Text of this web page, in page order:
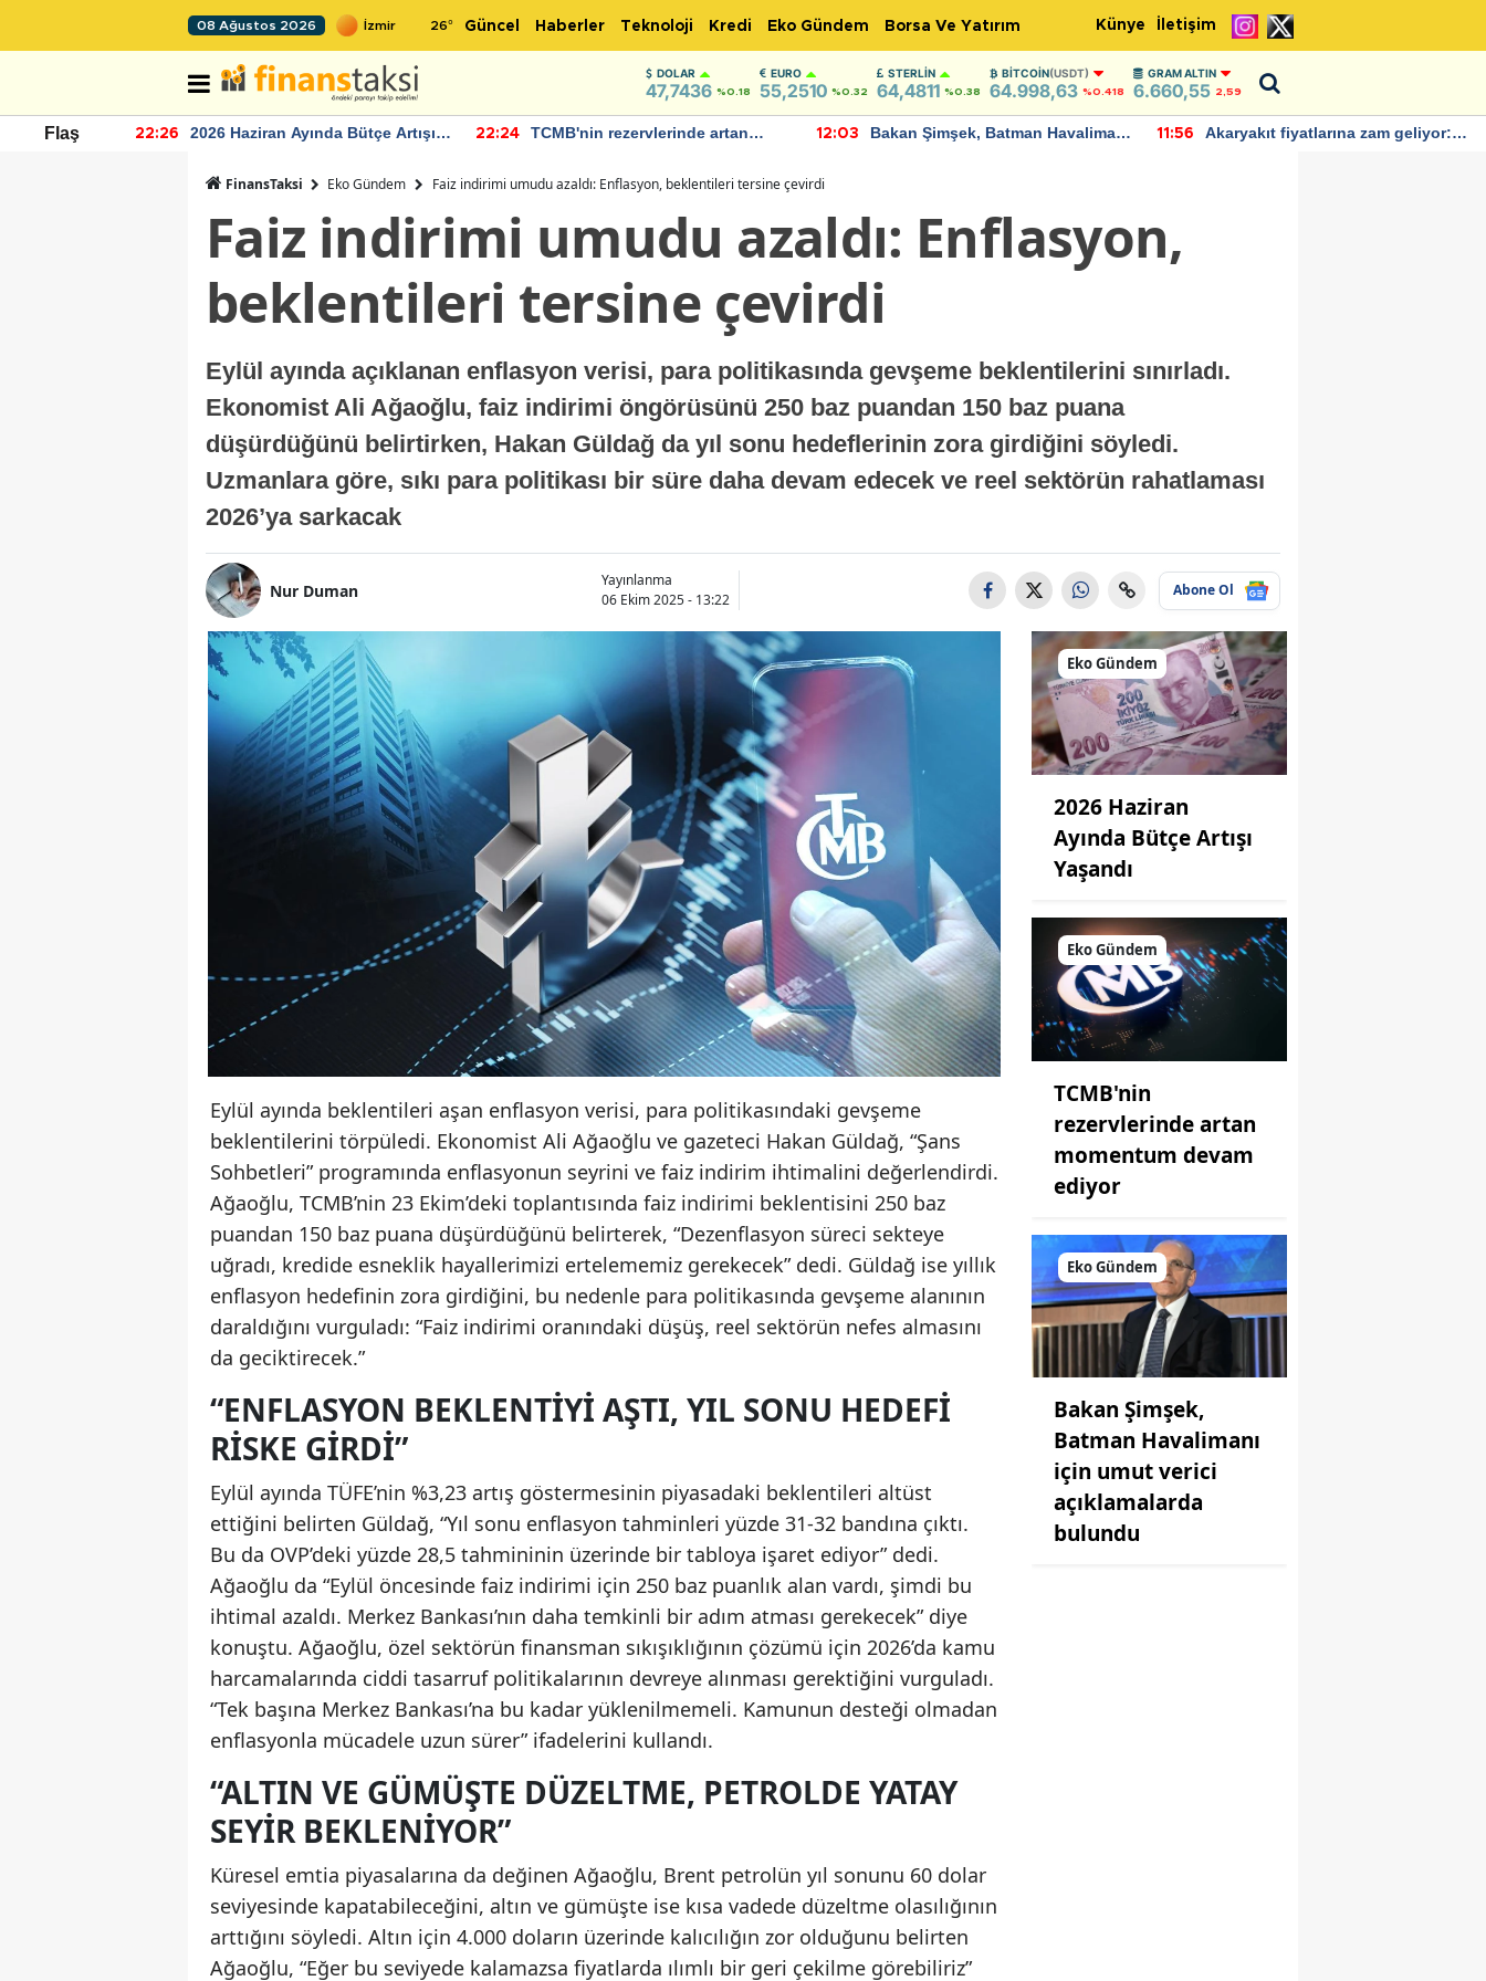
08 Ağustos 2026 26° Güncel Haberler Teknoloji Kredi Eko Gündem Borsa Ve Yatırım Künye İletişim
DOLAR
47,7436 %0.18
EURO
55,2510 %0.32
STERLIN
64,4811 %0.38
BITCOIN(USDT)
64.998,63 %0.418
GRAM ALTIN
6.660,55 2,59
Flaş 22:26
2026 Haziran Ayında Bütçe Artışı
22:24
TCMB'nin rezervlerinde artan
12:03
Bakan Şimşek, Batman Havalimanı
11:56
Akaryakıt fiyatlarına zam geliyor:
FinansTaksi Eko Gündem Faiz indirimi umudu azaldı: Enflasyon, beklentileri tersine çevirdi
Faiz indirimi umudu azaldı: Enflasyon,
beklentileri tersine çevirdi
Eylül ayında açıklanan enflasyon verisi, para politikasında gevşeme beklentilerini sınırladı.
Ekonomist Ali Ağaoğlu, faiz indirimi öngörüsünü 250 baz puandan 150 baz puana
düşürdüğünü belirtirken, Hakan Güldağ da yıl sonu hedeflerinin zora girdiğini söyledi.
Uzmanlara göre, sıkı para politikası bir süre daha devam edecek ve reel sektörün rahatlaması
2026’ya sarkacak
Nur Duman
Yayınlanma
06 Ekim 2025 - 13:22
Abone Ol
Eylül ayında beklentileri aşan enflasyon verisi, para politikasındaki gevşeme
beklentilerini törpüledi. Ekonomist Ali Ağaoğlu ve gazeteci Hakan Güldağ, “Şans
Sohbetleri” programında enflasyonun seyrini ve faiz indirim ihtimalini değerlendirdi.
Ağaoğlu, TCMB’nin 23 Ekim’deki toplantısında faiz indirimi beklentisini 250 baz
puandan 150 baz puana düşürdüğünü belirterek, “Dezenflasyon süreci sekteye
uğradı, kredide esneklik hayallerimizi ertelememiz gerekecek” dedi. Güldağ ise yıllık
enflasyon hedefinin zora girdiğini, bu nedenle para politikasında gevşeme alanının
daraldığını vurguladı: “Faiz indirimi oranındaki düşüş, reel sektörün nefes almasını
da geciktirecek.”
“ENFLASYON BEKLENTIYI AŞTI, YIL SONU HEDEFI
RISKE GIRDI”
Eylül ayında TÜFE’nin %3,23 artış göstermesinin piyasadaki beklentileri altüst
ettiğini belirten Güldağ, “Yıl sonu enflasyon tahminleri yüzde 31-32 bandına çıktı.
Bu da OVP’deki yüzde 28,5 tahmininin üzerinde bir tabloya işaret ediyor” dedi.
Ağaoğlu da “Eylül öncesinde faiz indirimi için 250 baz puanlık alan vardı, şimdi bu
ihtimal azaldı. Merkez Bankası’nın daha temkinli bir adım atması gerekecek” diye
konuştu. Ağaoğlu, özel sektörün finansman sıkışıklığının çözümü için 2026’da kamu
harcamalarında ciddi tasarruf politikalarının devreye alınması gerektiğini vurguladı.
“Tek başına Merkez Bankası’na bu kadar yüklenilmemeli. Kamunun desteği olmadan
enflasyonla mücadele uzun sürer” ifadelerini kullandı.
“ALTIN VE GÜMÜŞTE DÜZELTME, PETROLDE YATAY
SEYIR BEKLENIYOR”
Küresel emtia piyasalarına da değinen Ağaoğlu, Brent petrolün yıl sonunu 60 dolar
seviyesinde kapatabileceğini, altın ve gümüşte ise kısa vadede düzeltme olasılığının
arttığını söyledi. Altın için 4.000 doların üzerinde kalıcılığın zor olduğunu belirten
Ağaoğlu, “Eğer bu seviyede kalamazsa fiyatlarda ılımlı bir geri çekilme görebiliriz”
Eko Gündem
2026 Haziran
Ayında Bütçe Artışı
Yaşandı
Eko Gündem
TCMB'nin
rezervlerinde artan
momentum devam
ediyor
Eko Gündem
Bakan Şimşek,
Batman Havalimanı
için umut verici
açıklamalarda
bulundu